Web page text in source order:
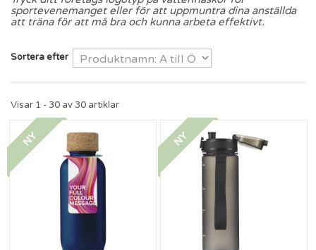
sportevenemanget eller för att uppmuntra dina anställda
att träna för att må bra och kunna arbeta effektivt.
Sortera efter
Visar 1 - 30 av 30 artiklar
NY NY